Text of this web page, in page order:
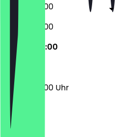
06:00 - 22:00
06:00 - 22:00
06:00 - 22:00
06:00 - 22:00 Uhr